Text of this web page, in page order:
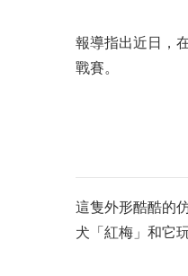
報導指出近日，
戰賽。
這隻外形酷酷的
犬「紅梅」和它